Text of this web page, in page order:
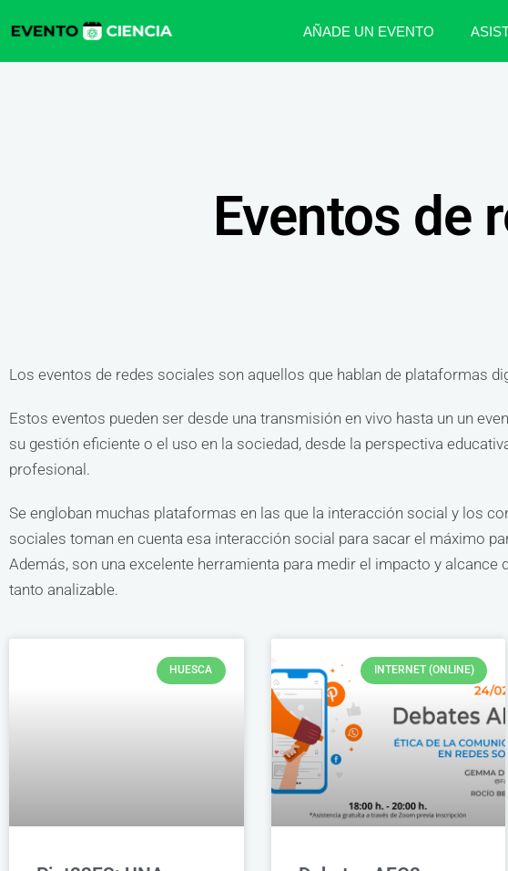
AÑADE UN EVENTO
Eventos de
Los eventos de redes sociales son aquellos que hablan de plataformas
Estos eventos pueden ser desde una transmisión en vivo hasta un un
su gestión eficiente o el uso en la sociedad, desde la perspectiva
profesional.
Se engloban muchas plataformas en las que la interacción social y los
sociales toman en cuenta esa interacción social para sacar el máximo
Además, son una excelente herramienta para medir el impacto y
tanto analizable.
HUESCA INTERNET (ONLINE)